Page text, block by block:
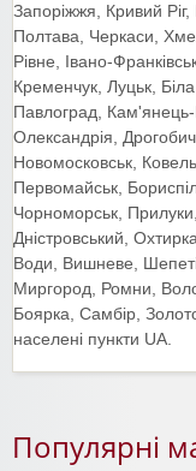
Запоріжжя, Кривий Ріг,
Полтава, Черкаси,
Рівне, Івано-
Кременчук, Луцьк,
Павлоград,
Олександрія,
Новомосковськ,
Первомайськ,
Чорноморськ,
Дністровський,
Води, Вишневе,
Миргород, Ромни,
Боярка, Самбір,
населені пункти UA.
Популярні